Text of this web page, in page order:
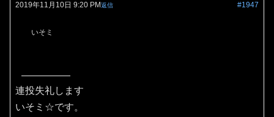
2019年11月10日 9:20 PM #1947
返信
いそミ
連投失礼します
いそミ☆です。